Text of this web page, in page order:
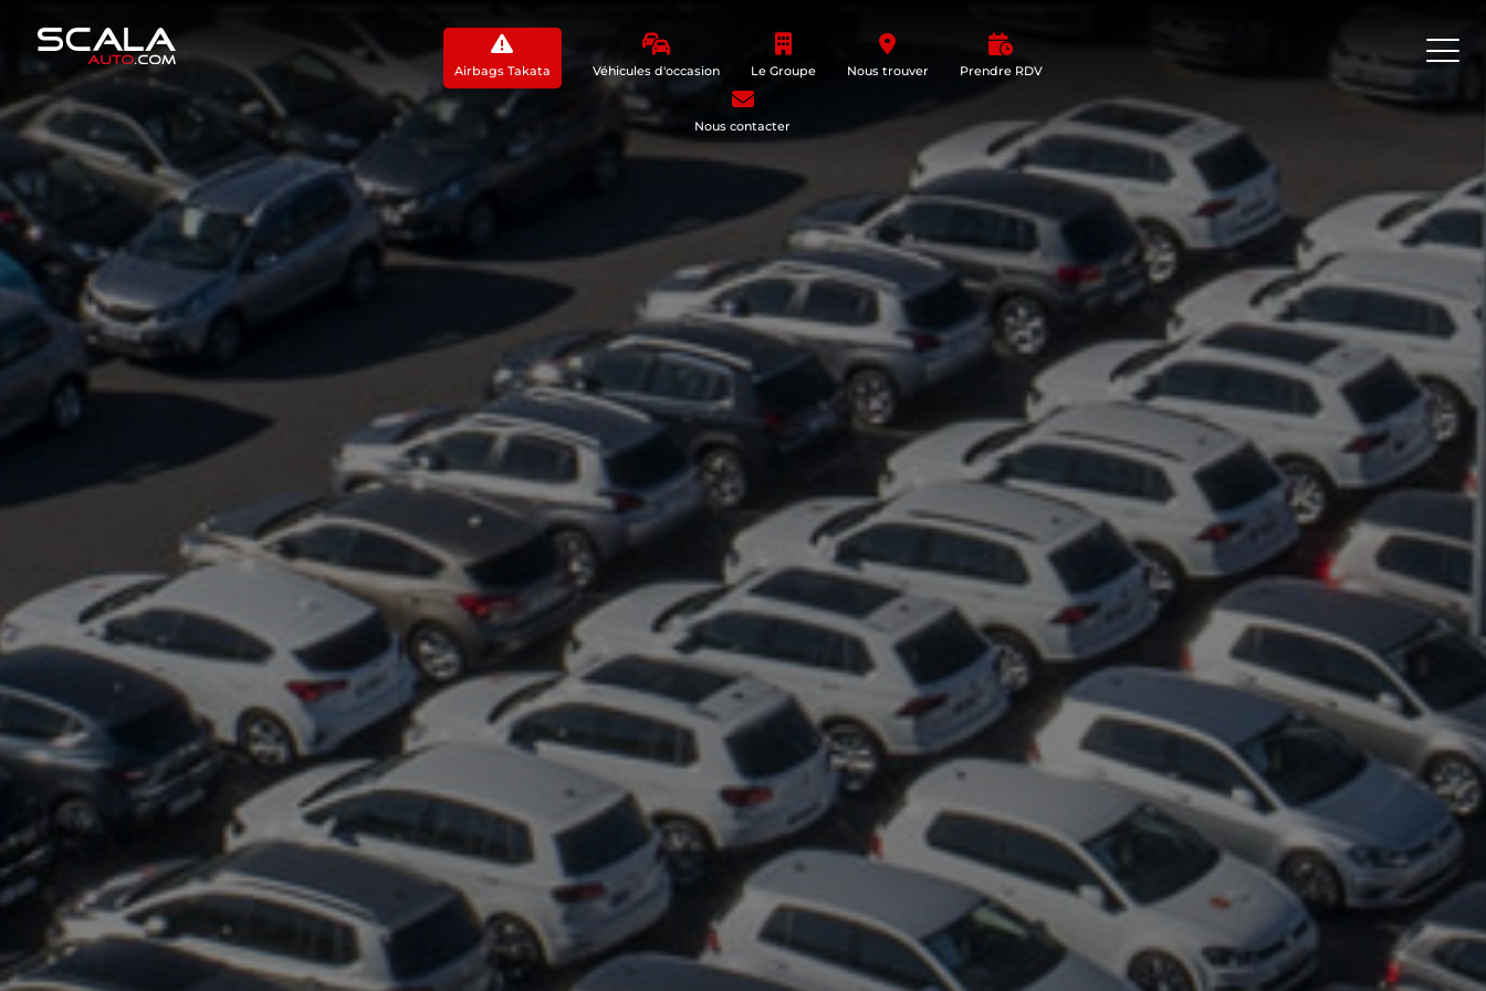
Airbags Takata Véhicules d'occasion Le Groupe Nous trouver Prendre RDV
Nous contacter